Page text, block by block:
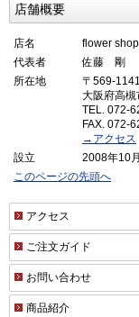
店舗概要
店名
flower
代表者
佐藤 剛
所在地
〒569-1141
大阪府高
TEL. 072-
FAX. 072-
→アクセス
設立
2008年10月
このページの先頭へ
アクセス
ご注文ガイド
お問い合わせ
商品紹介